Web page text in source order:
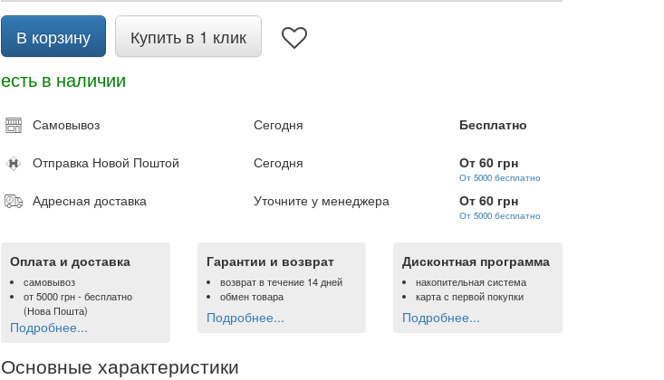
В корзину Купить в 1 клик
есть в наличии
Самовывоз Сегодня Бесплатно
Отправка Новой Поштой Сегодня От 60 грн
От 5000 бесплатно
Адресная доставка Уточните у менеджера От 60 грн
От 5000 бесплатно
Оплата и доставка
самовывоз
от5000 грн- бесплатно
(Нова Пошта)
Подробнее...
Гарантии и возврат
возврат в течение 14 дней
обмен товара
Подробнее...
Дисконтная программа
накопительная система
карта с первой покупки
Подробнее...
Основные характеристики